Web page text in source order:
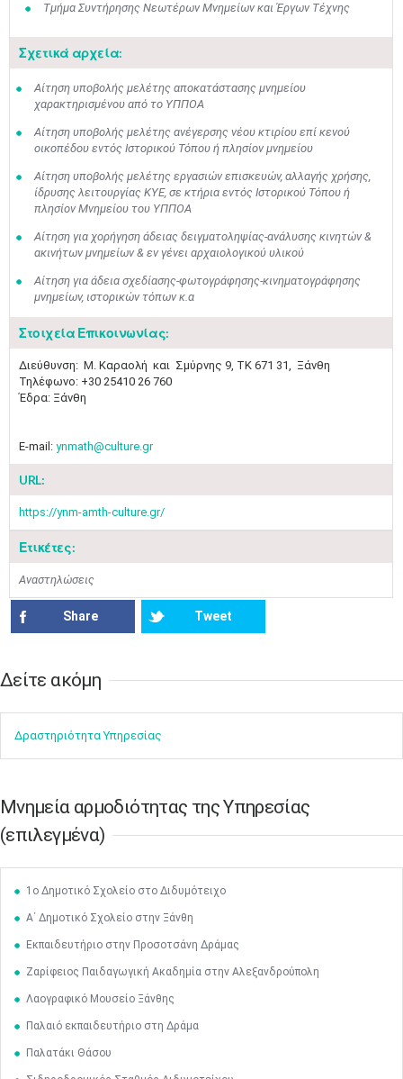
Τμήμα Συντήρησης Νεωτέρων Μνημείων και Έργων Τέχνης
Σχετικά αρχεία:
Αίτηση υποβολής μελέτης αποκατάστασης μνημείου
χαρακτηρισμένου από το ΥΠΠΟΑ
Αίτηση υποβολής μελέτης ανέγερσης νέου κτιρίου επί κενού
οικοπέδου εντός Ιστορικού Τόπου ή πλησίον μνημείου
Αίτηση υποβολής μελέτης εργασιών επισκευών, αλλαγής χρήσης,
ίδρυσης λειτουργίας ΚΥΕ, σε κτήρια εντός Ιστορικού Τόπου ή
πλησίον Μνημείου του ΥΠΠΟΑ​
Αίτηση για χορήγηση άδειας δειγματοληψίας-ανάλυσης κινητών &
ακινήτων μνημείων & εν γένει αρχαιολογικού υλικού
Αίτηση για άδεια σχεδίασης-φωτογράφησης-κινηματογράφησης
μνημείων, ιστορικών τόπων κ.α
Στοιχεία Επικοινωνίας:
​Διεύθυνση: ​Μ. Καραολή και Σμύρνης 9, ΤΚ​ 671 31, Ξάνθη
Τηλέφωνο: +30 25410 26 760
​Έδρα: Ξάνθη
E-mail: ynmath@culture.gr
URL:
https://ynm-amth-culture.gr/
Ετικέτες:
Αναστηλώσεις
Share Tweet
Δείτε ακόμη​​
Δραστηρ​ιότ​​ητα ​Υπηρεσίας
Μνημεία αρμοδιότητας της Υπηρεσίας
(επιλεγμένα)
1ο Δημοτικό Σχολείο στο Διδυμότειχο
Α΄ Δημοτικό Σχολείο στην Ξάνθη
Εκπαιδευτήριο στην Προσοτσάνη Δράμας
Ζαρίφειος Παιδαγωγική Ακαδημία στην Αλεξανδρούπολη
Λαογραφικό Μουσείο Ξάνθης
Παλαιό εκπαιδευτήριο στη Δράμα
Παλατάκι Θάσου
•
3
•
4
• • • • • •
10 11
•
12
•
13
•
17 18
•
19
•
20
•
21
••• •••
24 25 26
• •
31 Ιουν1
•